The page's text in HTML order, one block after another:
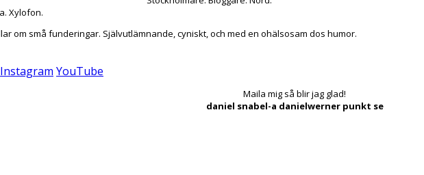
Xylofon.
om små funderingar. Självutlämnande, cyniskt, och med en ohälsosam dos humor.
Instagram YouTube
Maila mig så blir jag glad!
daniel snabel-a danielwerner punkt se